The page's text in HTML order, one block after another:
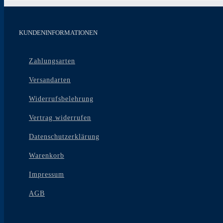
KUNDENINFORMATIONEN
Zahlungsarten
Versandarten
Widerrufsbelehrung
Vertrag widerrufen
Datenschutzerklärung
Warenkorb
Impressum
AGB